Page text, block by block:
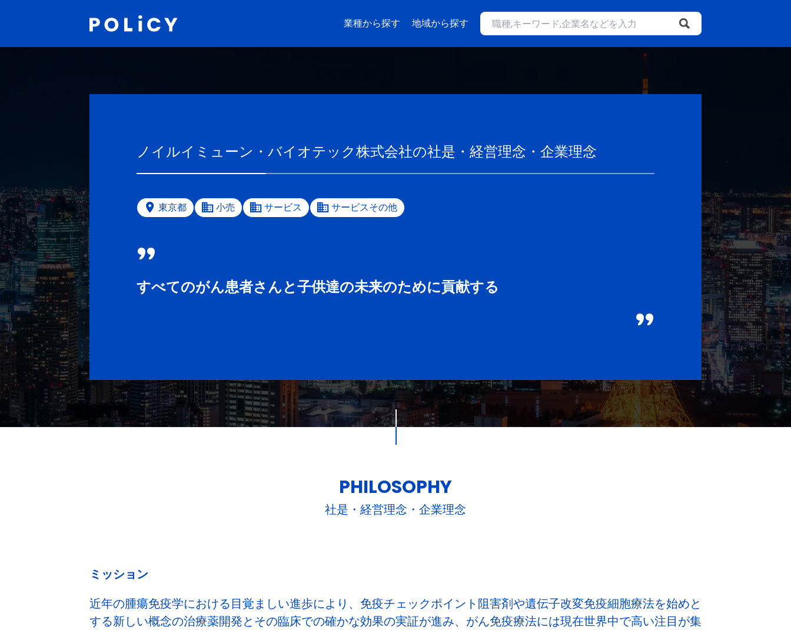
業種から探す 地域から探す
ノイルイミューン・バイオテック株式会社の社是・経営理念・企業理念
東京都 小売 サービス サービスその他
すべてのがん患者さんと子供達の未来のために貢献する
PHILOSOPHY
社是・経営理念・企業理念
ミッション
近年の腫瘍免疫学における目覚ましい進歩により、免疫チェックポイント阻害剤や遺伝子改変免疫細胞療法を始めと
する新しい概念の治療薬開発とその臨床での確かな効果の実証が進み、がん免疫療法には現在世界中で高い注目が集